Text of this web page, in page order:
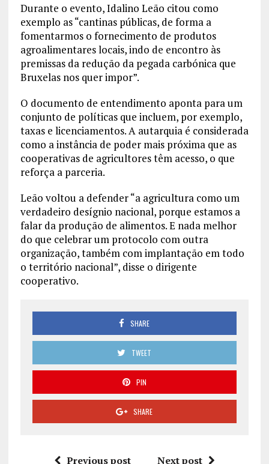
Durante o evento, Idalino Leão citou como
exemplo as “cantinas públicas, de forma a
fomentarmos o fornecimento de produtos
agroalimentares locais, indo de encontro às
premissas da redução da pegada carbónica que
Bruxelas nos quer impor”.
O documento de entendimento aponta para um
conjunto de políticas que incluem, por exemplo,
taxas e licenciamentos. A autarquia é considerada
como a instância de poder mais próxima que as
cooperativas de agricultores têm acesso, o que
reforça a parceria.
Leão voltou a defender “a agricultura como um
verdadeiro desígnio nacional, porque estamos a
falar da produção de alimentos. E nada melhor
do que celebrar um protocolo com outra
organização, também com implantação em todo
o território nacional”, disse o dirigente
cooperativo.
SHARE
TWEET
PIN
SHARE
Previous post Next post